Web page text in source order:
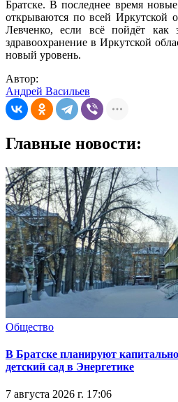
Братске. В последнее время
открываются по всей Иркутской
Левченко, если всё пойдёт как
здравоохранение в Иркутской
новый уровень.
Автор:
Андрей Васильев
Главные новости:
Общество
В Братске планируют
детский сад в Энергетике
7 августа 2026 г. 17:06